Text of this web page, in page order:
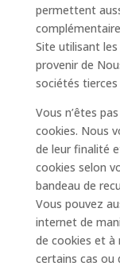
permettent
Site utilisant
provenir de
sociétés
Vous n’êtes
cookies. Nous
de leur finalité
cookies selon
bandeau de
Vous pouvez
internet de
de cookies et à
certains cas ou